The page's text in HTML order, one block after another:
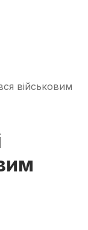
військовим